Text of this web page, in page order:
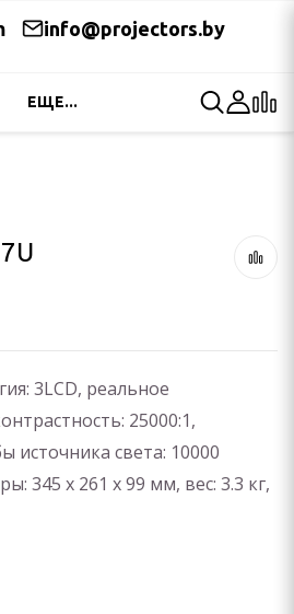
info@projectors.by
ЕЩЕ...
3LCD, реальное
25000:1,
источника света: 10000
345 х 261 х 99 мм, вес: 3.3 кг,